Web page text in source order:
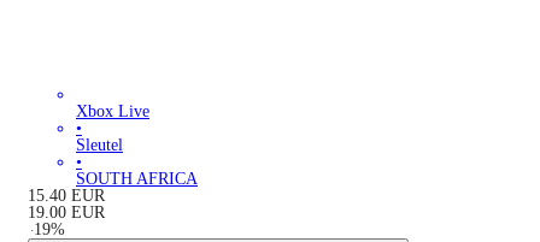
Xbox Live
•
Sleutel
•
SOUTH AFRICA
15.40 EUR
19.00 EUR
-19%